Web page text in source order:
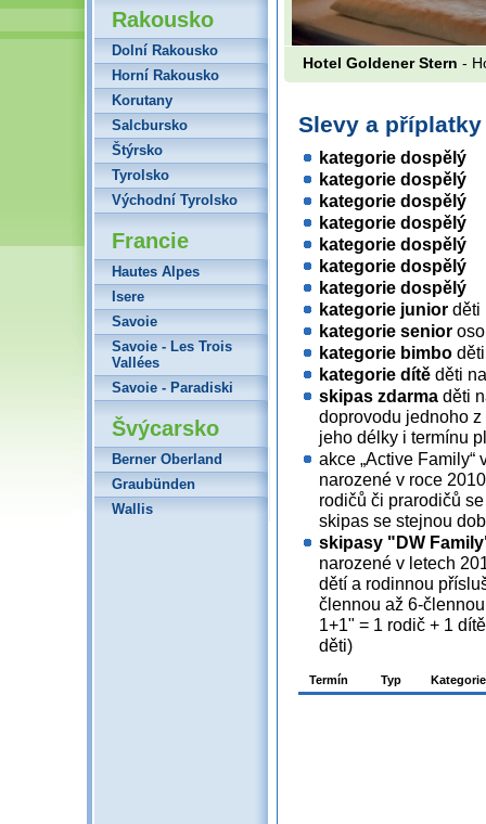
Hotel Goldener Stern -
Slevy a
kategorie dospělý
kategorie dospělý
kategorie dospělý
kategorie dospělý
kategorie dospělý
kategorie dospělý
kategorie dospělý
kategorie junior děti
kategorie senior
kategorie bimbo
kategorie dítě děti
skipas zdarma děti
doprovodu jednoho
jeho délky i termínu
akce „Active Family“
narozené v roce
rodičů či prarodičů
skipas se stejnou
skipasy "DW
narozené v letech
dětí a rodinnou
člennou až 6-
1+1" = 1 rodič + 1
děti)
Termín Typ Kategorie
Rakousko
Dolní Rakousko
Horní Rakousko
Korutany
Salcbursko
Štýrsko
Tyrolsko
Východní Tyrolsko
Francie
Hautes Alpes
Isere
Savoie
Savoie - Les Trois
Vallées
Savoie - Paradiski
Švýcarsko
Berner Oberland
Graubünden
Wallis